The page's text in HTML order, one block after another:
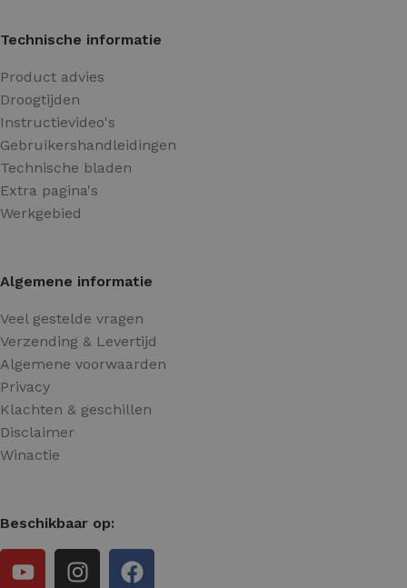
Technische informatie
Product advies
Droogtijden
Instructievideo's
Gebruikershandleidingen
Technische bladen
Extra pagina's
Werkgebied
Algemene informatie
Veel gestelde vragen
Verzending & Levertijd
Algemene voorwaarden
Privacy
Klachten & geschillen
Disclaimer
Winactie
Beschikbaar op: